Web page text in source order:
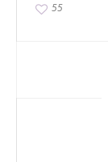
55